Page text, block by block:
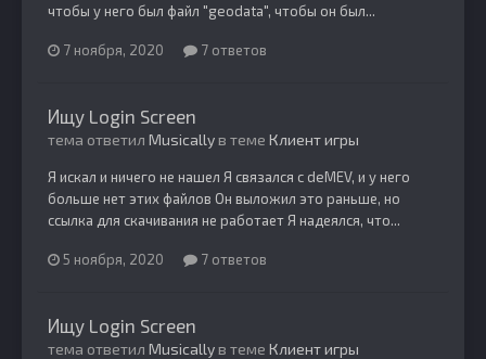
чтобы у него был файл "geodata", чтобы он был...
7 ноября, 2020 7 ответов
Ищу Login Screen
тема ответил Musicallyв теме Клиент игры
Я искал и ничего не нашел Я связался с deMEV, и у него
больше нет этих файлов Он выложил это раньше, но
ссылка для скачивания не работает Я надеялся, что...
5 ноября, 2020 7 ответов
Ищу Login Screen
тема ответил Musicallyв теме Клиент игры